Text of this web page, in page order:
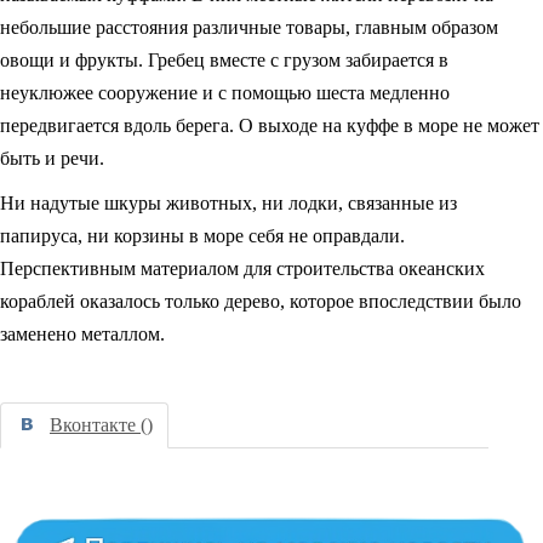
небольшие расстояния различные товары, главным образом
овощи и фрукты. Гребец вместе с грузом забирается в
неуклюжее сооружение и с помощью шеста медленно
передвигается вдоль берега. О выходе на куффе в море не может
быть и речи.
Ни надутые шкуры животных, ни лодки, связанные из
папируса, ни корзины в море себя не оправдали.
Перспективным материалом для строительства океанских
кораблей оказалось только дерево, которое впоследствии было
заменено металлом.
Вконтакте ()